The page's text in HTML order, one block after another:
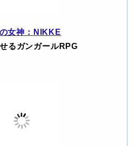
女神：NIKKE
るガンガールRPG